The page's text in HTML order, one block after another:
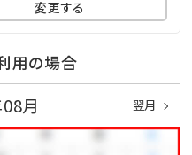
-
～10月）
者500円）
変更する
用の場合
月 翌月